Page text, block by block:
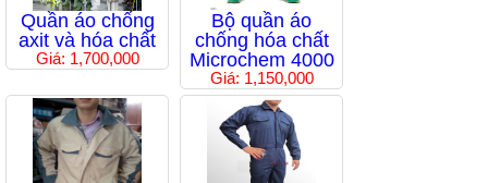
Quần áo chống
axit và hóa chất
Giá: 1,700,000
Bộ quần áo
chống hóa chất
Microchem 4000
Giá: 1,150,000